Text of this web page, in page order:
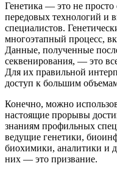
Генетика — это не просто
передовых технологий и
специалистов.
многоэтапный процесс,
Данные, полученные
секвенирования, — это
Для их правильной
доступ к большим
Конечно, можно
настоящие прорывы
знаниям профильных
ведущие генетики,
биохимики, аналитики и
них — это призвание.